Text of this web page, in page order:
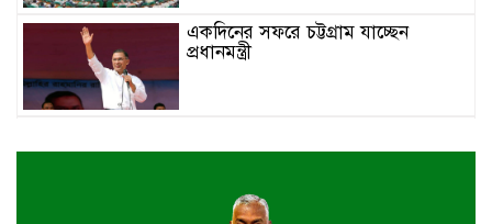
একদিনের সফরে চট্টগ্রাম যাচ্ছেন
প্রধানমন্ত্রী
বিতরণী অনুষ্ঠিত